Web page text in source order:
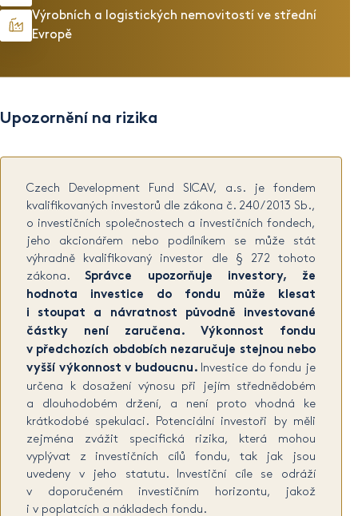
Výrobních a logistických nemovitostí ve střední
Evropě
Upozornění na rizika
Czech Development Fund SICAV, a.s. je fondem
kvalifikovaných investorů dle zákona č. 240/2013 Sb.,
o investičních společnostech a investičních fondech,
jeho akcionářem nebo podílníkem se může stát
výhradně kvalifikovaný investor dle § 272 tohoto
zákona.Správce upozorňuje investory, že
hodnota investice do fondu může klesat
i stoupat a návratnost původně investované
částky není zaručena. Výkonnost fondu
v předchozích obdobích nezaručuje stejnou nebo
vyšší výkonnost v budoucnu. Investice do fondu je
určena k dosažení výnosu při jejím střednědobém
a dlouhodobém držení, a není proto vhodná ke
krátkodobé spekulaci. Potenciální investoři by měli
zejména zvážit specifická rizika, která mohou
vyplývat z investičních cílů fondu, tak jak jsou
uvedeny v jeho statutu. Investiční cíle se odráží
v doporučeném investičním horizontu, jakož
i v poplatcích a nákladech fondu.